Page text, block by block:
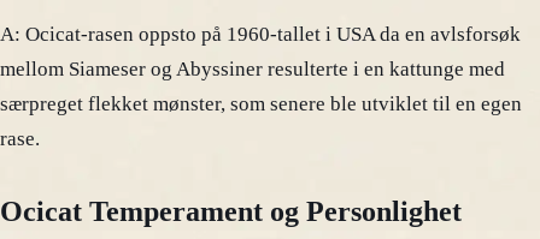
A: Ocicat-rasen oppsto på 1960-tallet i USA da en avlsforsøk
mellom Siameser og Abyssiner resulterte i en kattunge med
særpreget flekket mønster, som senere ble utviklet til en egen
rase.
Ocicat Temperament og Personlighet